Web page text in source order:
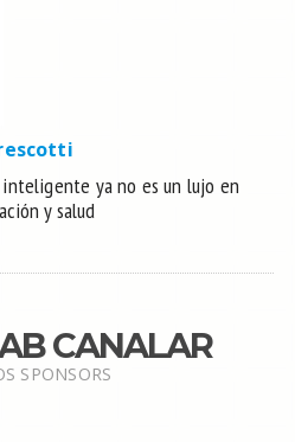
ya no es un lujo en
y salud
CANALAR
SPONSORS